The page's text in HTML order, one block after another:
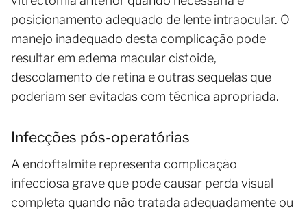
posicionamento adequado de lente intraocular. O
manejo inadequado desta complicação pode
resultar em edema macular cistoide,
descolamento de retina e outras sequelas que
poderiam ser evitadas com técnica apropriada.
Infecções pós-operatórias
A endoftalmite representa complicação
infecciosa grave que pode causar perda visual
completa quando não tratada adequadamente ou